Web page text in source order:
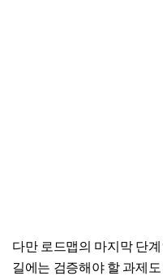
다만 로드맵의 마지막 단
길에는 검증해야 할 과제